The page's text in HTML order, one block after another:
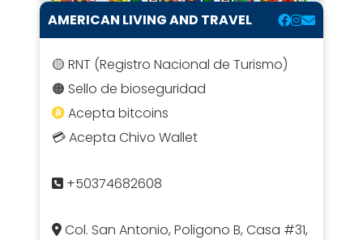
AMERICAN LIVING AND TRAVEL
🟡 RNT (Registro Nacional de Turismo)
🟠 Sello de bioseguridad
Acepta bitcoins
💳 Acepta Chivo Wallet
+50374682608
Col. San Antonio, Poligono B, Casa #31,